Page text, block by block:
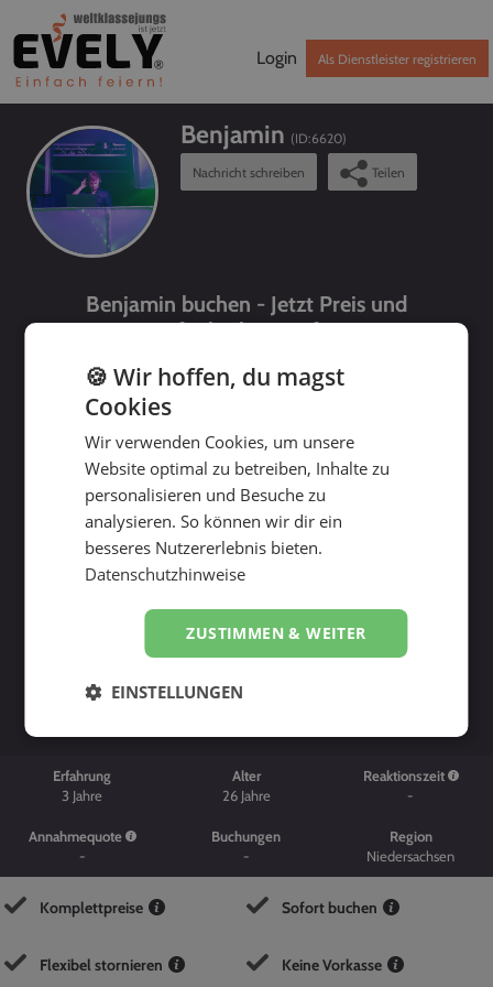
Login Als Dienstleister registrieren
Benjamin (ID:6620)
Nachricht schreiben Teilen
Benjamin buchen - Jetzt Preis und
Verfügbarkeit prüfen!
bis
Erfahrung
3 Jahre
Alter
26 Jahre
Reaktionszeit
-
Annahmequote
-
Buchungen
-
Region
Niedersachsen
Komplettpreise Sofort buchen
Flexibel stornieren Keine Vorkasse
🍪 Wir hoffen, du magst
Cookies
Wir verwenden Cookies, um unsere
Website optimal zu betreiben, Inhalte zu
personalisieren und Besuche zu
analysieren. So können wir dir ein
besseres Nutzererlebnis bieten.
Datenschutzhinweise
ZUSTIMMEN & WEITER
EINSTELLUNGEN